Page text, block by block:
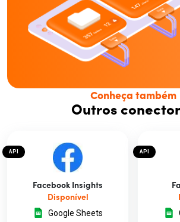
Conheça também
Outros
API
Facebook Insights
Disponível
Google Sheets
API